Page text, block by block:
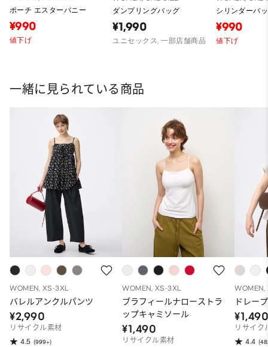
ポーチ エスターバニー
¥990
値下げ
ダンプリングバッグ
¥1,990
ユニセックス, 一部店舗商品
シリンダーバ
¥990
値下げ
一緒に見られている商品
WOMEN, XS-3XL
バレルアンクルパンツ
¥2,990
リサイクル素材
4.5 (999+)
WOMEN, XS-3XL
ブラフィールナローストラ
ップキャミソール
¥1,490
リサイクル素材
WOMEN,
ドレー
リサイク
4.4